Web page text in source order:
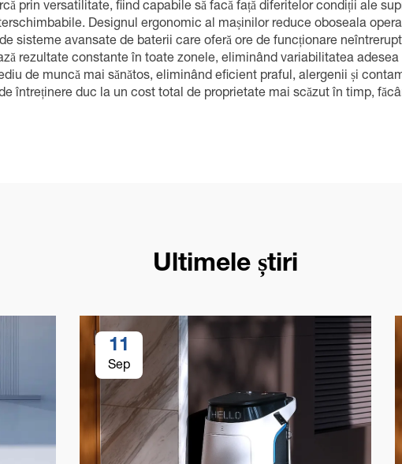
prin versatilitate, fiind capabile să facă față diferitelor condiții ale
Designul ergonomic al mașinilor reduce oboseala
sisteme avansate de baterii care oferă ore de funcționare
rezultate constante în toate zonele, eliminând variabilitatea
de muncă mai sănătos, eliminând eficient praful, alergenii și
întreținere duc la un cost total de proprietate mai scăzut în timp,
Ultimele știri
11
Sep